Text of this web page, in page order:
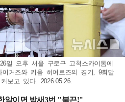
일 오후 서울 구로구 고척스카이돔에
거즈와 키움 히어로즈의 경기, 9회말
보고 있다. 2026.05.26.